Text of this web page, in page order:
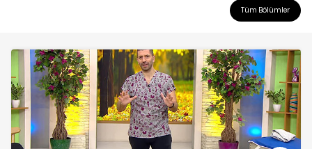
Tüm Bölümler